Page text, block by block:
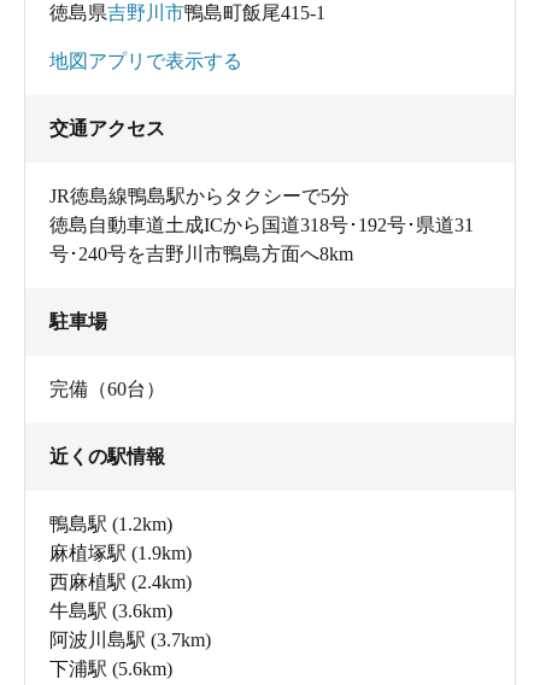
徳島県吉野川市鴨島町飯尾415-1
地図アプリで表示する
交通アクセス
JR徳島線鴨島駅からタクシーで5分
徳島自動車道土成ICから国道318号･192号･県道31
号･240号を吉野川市鴨島方面へ8km
駐車場
完備（60台）
近くの駅情報
鴨島駅 (1.2km)
麻植塚駅 (1.9km)
西麻植駅 (2.4km)
牛島駅 (3.6km)
阿波川島駅 (3.7km)
下浦駅 (5.6km)